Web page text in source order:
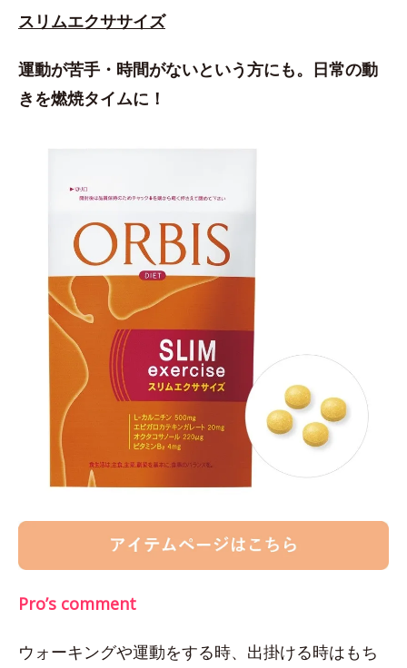
スリムエクササイズ
運動が苦手・時間がないという方にも。日常の動
きを燃焼タイムに！
Pro’s comment
ウォーキングや運動をする時、出掛ける時はもち